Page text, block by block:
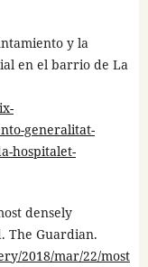
y la
en el barrio de La
generalitat-
hospitalet-
densely
The Guardian.
2018/mar/22/most